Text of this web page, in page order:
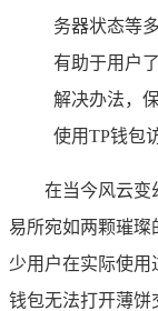
务器状态等
有助于用户
解决办法，
使用TP钱包
在当今风云变
易所宛如两颗璀璨
少用户在实际使
钱包无法打开薄饼